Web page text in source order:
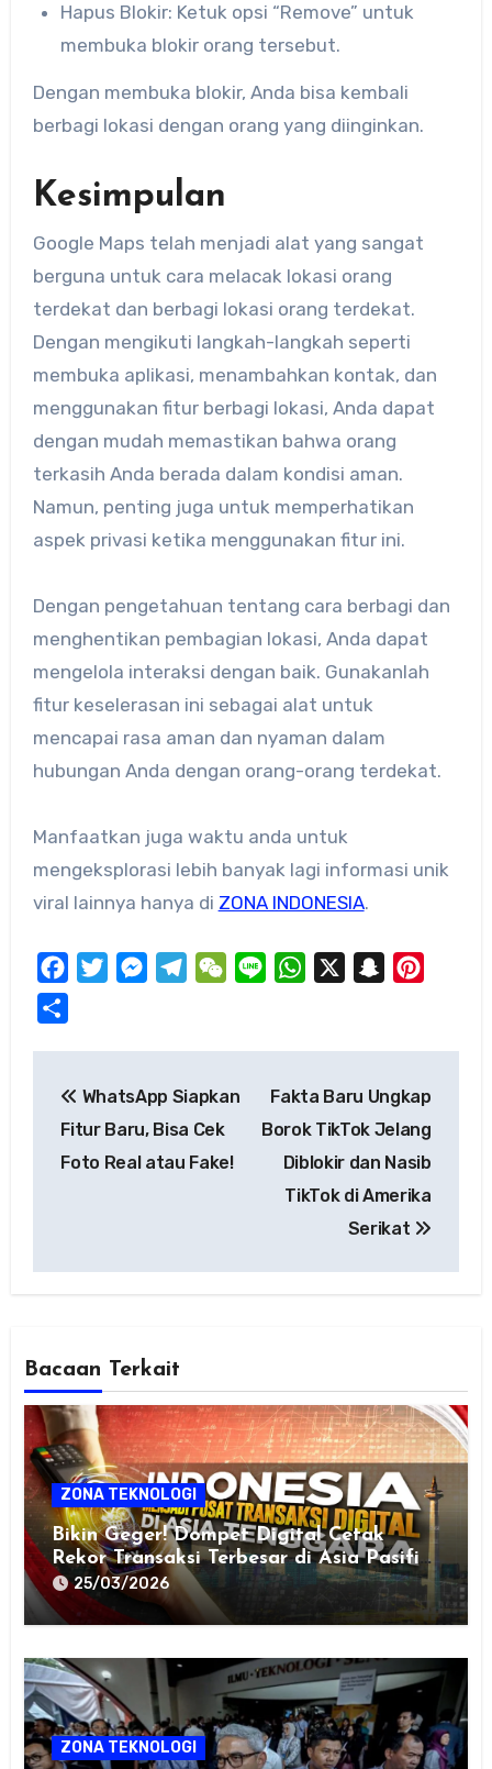
Hapus Blokir: Ketuk opsi “Remove” untuk
membuka blokir orang tersebut.
Dengan membuka blokir, Anda bisa kembali
berbagi lokasi dengan orang yang diinginkan.
Kesimpulan
Google Maps telah menjadi alat yang sangat
berguna untuk ​cara melacak lokasi orang
terdekat dan berbagi lokasi orang terdekat.
Dengan mengikuti langkah-langkah seperti
membuka aplikasi, menambahkan kontak, dan
menggunakan fitur berbagi lokasi, Anda dapat
dengan mudah memastikan bahwa orang
terkasih Anda berada dalam kondisi aman.
Namun, penting juga untuk memperhatikan
aspek privasi ketika menggunakan fitur ini.
Dengan pengetahuan tentang cara berbagi dan
menghentikan pembagian lokasi, Anda dapat
mengelola interaksi dengan baik. Gunakanlah
fitur keselerasan ini sebagai alat untuk
mencapai rasa aman dan nyaman dalam
hubungan Anda dengan orang-orang terdekat.
Manfaatkan juga waktu anda untuk
mengeksplorasi lebih banyak lagi informasi unik
viral lainnya hanya di ZONA INDONESIA.
FacebookTwitterMessengerTelegramWeChat
Line WhatsApp Snapchat
navigation
WhatsApp Siapkan
Fitur Baru, Bisa Cek
Foto Real atau Fake!
Fakta Baru Ungkap
Borok TikTok Jelang
Diblokir dan Nasib
TikTok di Amerika
Serikat
Bacaan Terkait
ZONA TEKNOLOGI
Bikin Geger! Dompet Digital Cetak
Rekor Transaksi Terbesar di Asia Pasifik,
Era Cash Benar-Benar Terancam
25/03/2026
ZONA TEKNOLOGI